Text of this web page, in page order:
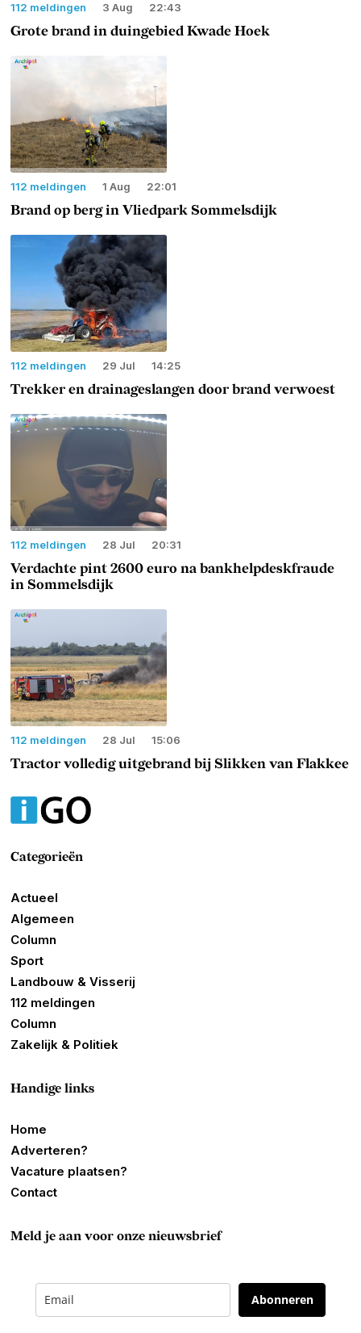
112 meldingen 3 Aug 22:43
Grote brand in duingebied Kwade Hoek
112 meldingen 1 Aug 22:01
Brand op berg in Vliedpark Sommelsdijk
112 meldingen 29 Jul 14:25
Trekker en drainageslangen door brand verwoest
112 meldingen 28 Jul 20:31
Verdachte pint 2600 euro na bankhelpdeskfraude
in Sommelsdijk
112 meldingen 28 Jul 15:06
Tractor volledig uitgebrand bij Slikken van Flakkee
Categorieën
Actueel
Algemeen
Column
Sport
Landbouw & Visserij
112 meldingen
Column
Zakelijk & Politiek
Handige links
Home
Adverteren?
Vacature plaatsen?
Contact
Meld je aan voor onze nieuwsbrief
Abonneren